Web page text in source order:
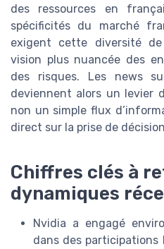
des ressources en
spécificités du marché
exigent cette diversité
vision plus nuancée des
des risques. Les news
deviennent alors un levier
non un simple flux
direct sur la prise de
Chiffres clés à
dynamiques
Nvidia a engagé
dans des participations